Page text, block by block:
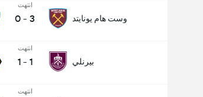
وست هام يونايتد
انتهت
3
-
0
بيرنلي
انتهت
1
-
1
انتهت